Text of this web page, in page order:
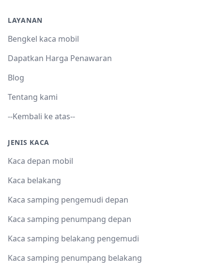
LAYANAN
Bengkel kaca mobil
Dapatkan Harga Penawaran
Blog
Tentang kami
--Kembali ke atas--
JENIS KACA
Kaca depan mobil
Kaca belakang
Kaca samping pengemudi depan
Kaca samping penumpang depan
Kaca samping belakang pengemudi
Kaca samping penumpang belakang